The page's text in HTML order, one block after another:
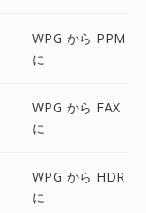
WPG から PPM
に
WPG から FAX
に
WPG から HDR
に